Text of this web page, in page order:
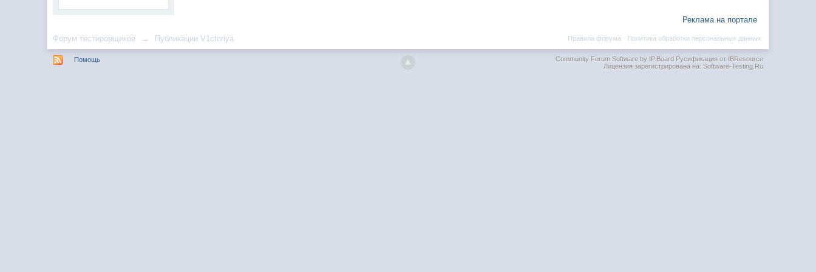
Реклама на портале
Форум тестировщиков → Публикации V1ctoriya Политика обработки персональных данных
Правила форума ·
Помощь Community Forum Software by IP.BoardРусификация от IBResource
Лицензия зарегистрирована на: Software-Testing.Ru